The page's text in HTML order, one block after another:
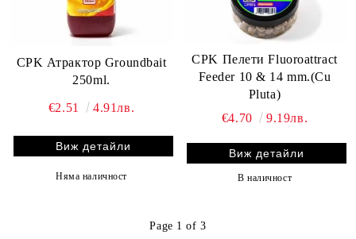
CPK Атрактор Groundbait
250ml.
€2.51 4.91лв.
Виж детайли
Няма наличност
CPK Пелети Fluoroattract
Feeder 10 & 14 mm.(Cu
Pluta)
€4.70
9.19лв.
Виж детайли
В наличност
Page 1 of 3